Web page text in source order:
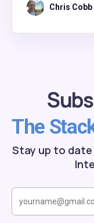
Chris Cobb
The
Stay up to